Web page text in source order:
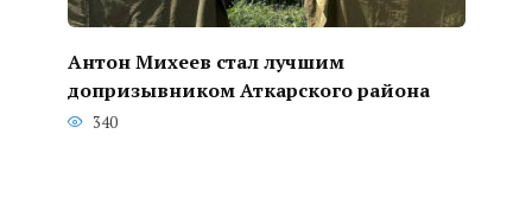
Антон Михеев стал лучшим
допризывником Аткарского района
340